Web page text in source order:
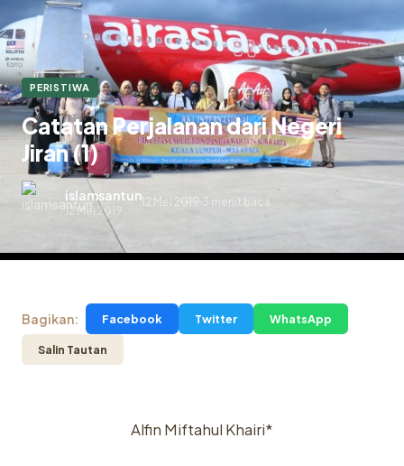
PERISTIWA
Catatan Perjalanan dari Negeri
Jiran (1)
islamsantun
12 Mei 2019
12 Mei 2019 3 menit baca
Bagikan: Facebook Twitter WhatsApp
Salin Tautan
Alfin Miftahul Khairi*